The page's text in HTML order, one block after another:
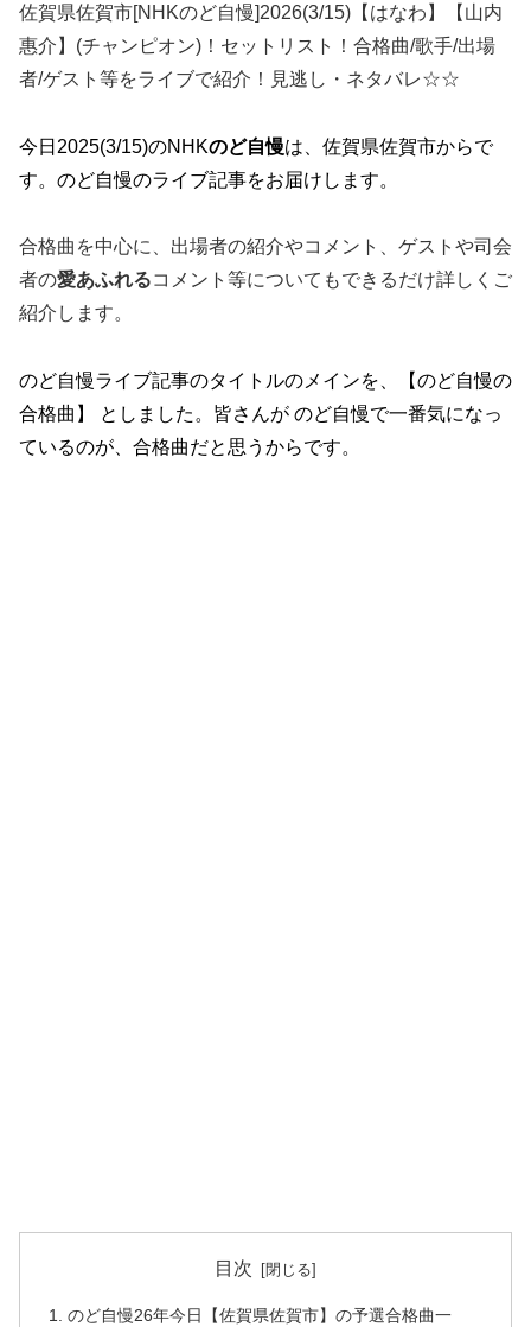
佐賀県佐賀市[NHKのど自慢]2026(3/15)【はなわ】【山内
惠介】(チャンピオン)！セットリスト！合格曲/歌手/出場
者/ゲスト等をライブで紹介！見逃し・ネタバレ☆☆
今日2025(3/15)のNHKのど自慢は、佐賀県佐賀市からで
す。 のど自慢のライブ記事をお届けします。
合格曲を中心に、出場者の紹介やコメント、ゲストや司会
者の愛あふれるコメント等についてもできるだけ詳しくご
紹介します。
のど自慢ライブ記事のタイトルのメインを、【のど自慢の
合格曲】 としました。皆さんが のど自慢で一番気になっ
ているのが、合格曲だと思うからです。
目次
のど自慢26年今日【佐賀県佐賀市】の予選合格曲一